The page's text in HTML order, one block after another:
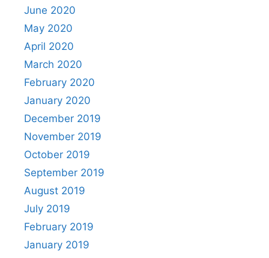
June 2020
May 2020
April 2020
March 2020
February 2020
January 2020
December 2019
November 2019
October 2019
September 2019
August 2019
July 2019
February 2019
January 2019